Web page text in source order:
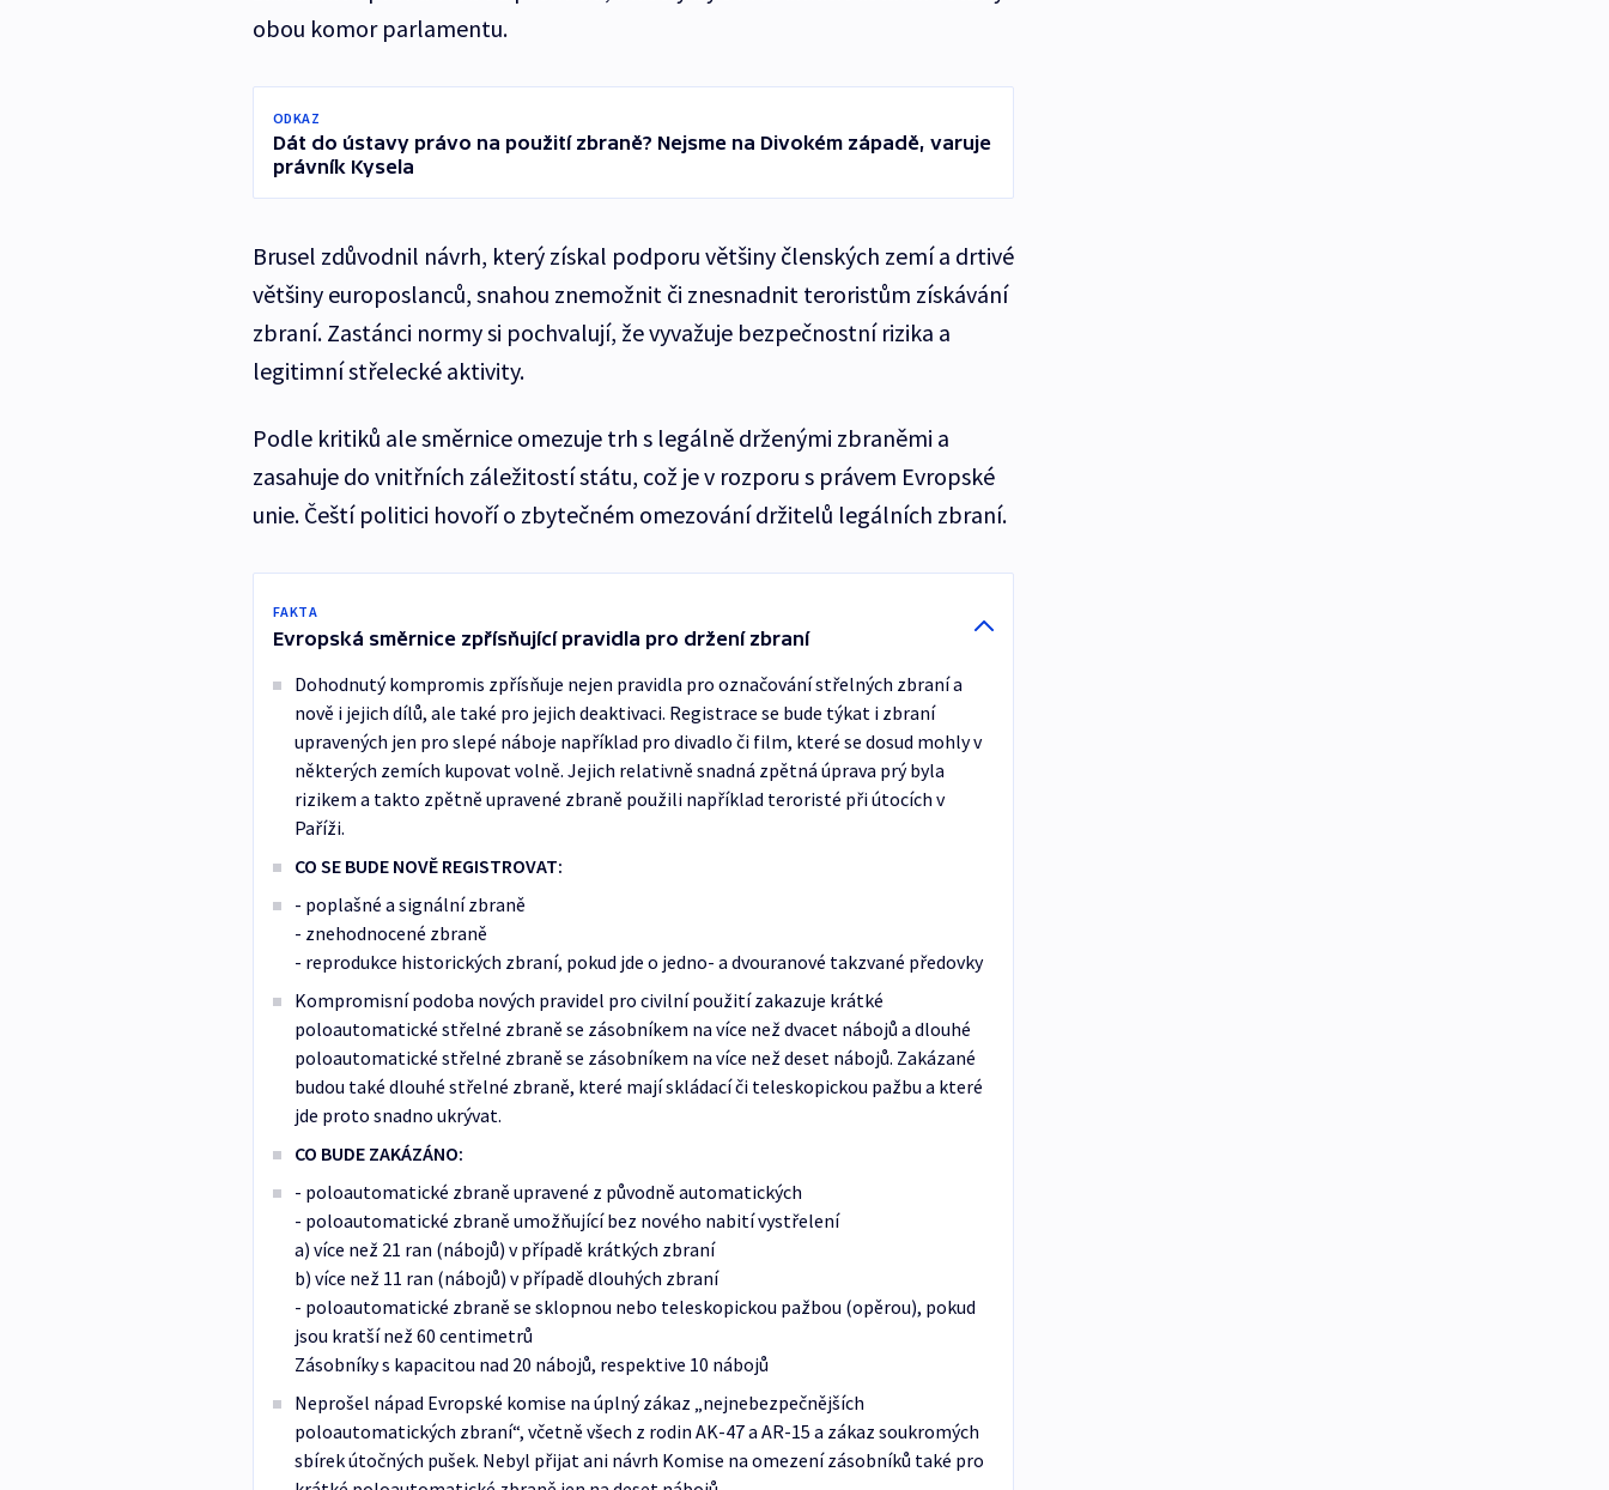
obou komor parlamentu.
ODKAZ
Dát do ústavy právo na použití zbraně? Nejsme na Divokém západě, varuje
právník Kysela
Brusel zdůvodnil návrh, který získal podporu většiny členských zemí a drtivé
většiny europoslanců, snahou znemožnit či znesnadnit teroristům získávání
zbraní. Zastánci normy si pochvalují, že vyvažuje bezpečnostní rizika a
legitimní střelecké aktivity.
Podle kritiků ale směrnice omezuje trh s legálně drženými zbraněmi a
zasahuje do vnitřních záležitostí státu, což je v rozporu s právem Evropské
unie. Čeští politici hovoří o zbytečném omezování držitelů legálních zbraní.
FAKTA
Evropská směrnice zpřísňující pravidla pro držení zbraní
Dohodnutý kompromis zpřísňuje nejen pravidla pro označování střelných zbraní a
nově i jejich dílů, ale také pro jejich deaktivaci. Registrace se bude týkat i zbraní
upravených jen pro slepé náboje například pro divadlo či film, které se dosud mohly v
některých zemích kupovat volně. Jejich relativně snadná zpětná úprava prý byla
rizikem a takto zpětně upravené zbraně použili například teroristé při útocích v
Paříži.
CO SE BUDE NOVĚ REGISTROVAT:
- poplašné a signální zbraně
- znehodnocené zbraně
- reprodukce historických zbraní, pokud jde o jedno- a dvouranové takzvané předovky
Kompromisní podoba nových pravidel pro civilní použití zakazuje krátké
poloautomatické střelné zbraně se zásobníkem na více než dvacet nábojů a dlouhé
poloautomatické střelné zbraně se zásobníkem na více než deset nábojů. Zakázané
budou také dlouhé střelné zbraně, které mají skládací či teleskopickou pažbu a které
jde proto snadno ukrývat.
CO BUDE ZAKÁZÁNO:
- poloautomatické zbraně upravené z původně automatických
- poloautomatické zbraně umožňující bez nového nabití vystřelení
a) více než 21 ran (nábojů) v případě krátkých zbraní
b) více než 11 ran (nábojů) v případě dlouhých zbraní
- poloautomatické zbraně se sklopnou nebo teleskopickou pažbou (opěrou), pokud
jsou kratší než 60 centimetrů
Zásobníky s kapacitou nad 20 nábojů, respektive 10 nábojů
Neprošel nápad Evropské komise na úplný zákaz „nejnebezpečnějších
poloautomatických zbraní“, včetně všech z rodin AK-47 a AR-15 a zákaz soukromých
sbírek útočných pušek. Nebyl přijat ani návrh Komise na omezení zásobníků také pro